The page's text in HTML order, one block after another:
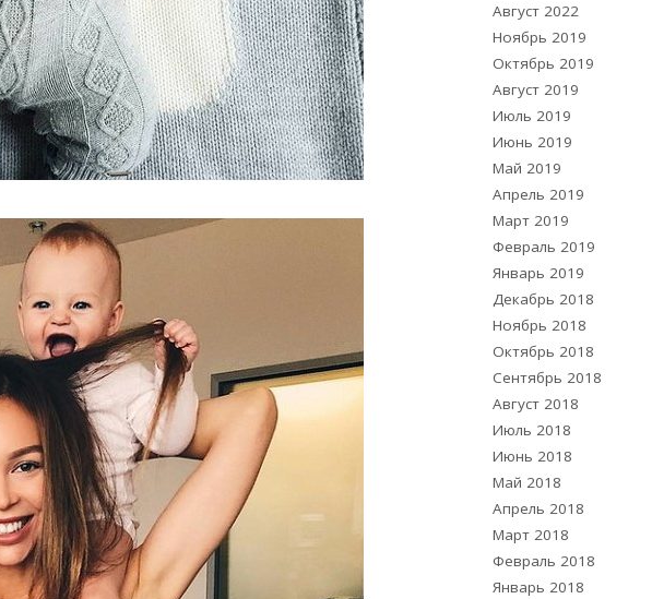
Август 2022
Ноябрь 2019
Октябрь 2019
Август 2019
Июль 2019
Июнь 2019
Май 2019
Апрель 2019
Март 2019
Февраль 2019
Январь 2019
Декабрь 2018
Ноябрь 2018
Октябрь 2018
Сентябрь 2018
Август 2018
Июль 2018
Июнь 2018
Май 2018
Апрель 2018
Март 2018
Февраль 2018
Январь 2018